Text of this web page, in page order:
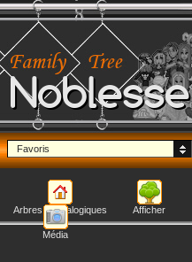
Noblesse
Favoris
Arbres généalogiques Afficher
Média